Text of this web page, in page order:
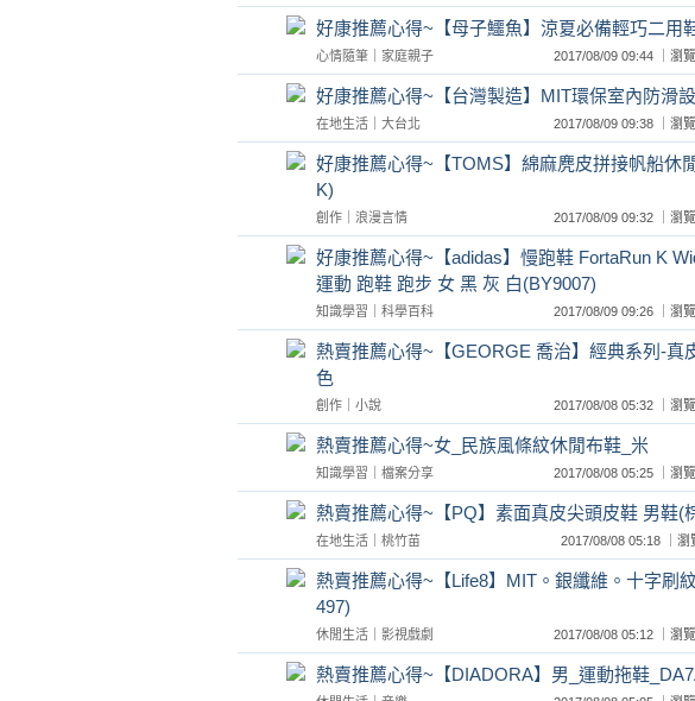
好康推薦心得~【母子鱷魚】涼夏必備輕巧二用
心情隨筆 家庭親子 2017/08/09 09:44 ｜瀏
好康推薦心得~【台灣製造】MIT環保室內防滑
在地生活 大台北 2017/08/09 09:38 ｜瀏
好康推薦心得~【TOMS】綿麻麂皮拼接帆船休
K)
創作 浪漫言情 2017/08/09 09:32 ｜瀏
好康推薦心得~【adidas】慢跑鞋 FortaRun K
運動 跑鞋 跑步 女 黑 灰 白(BY9007)
知識學習 科學百科 2017/08/09 09:26 ｜瀏
熱賣推薦心得~【GEORGE 喬治】經典系列-真
色
創作 小說 2017/08/08 05:32 ｜瀏
熱賣推薦心得~女_民族風條紋休閒布鞋_米
知識學習 檔案分享 2017/08/08 05:25 ｜瀏
熱賣推薦心得~【PQ】素面真皮尖頭皮鞋 男鞋(
在地生活 桃竹苗 2017/08/08 05:18 ｜
熱賣推薦心得~【Life8】MIT。銀纖維。十字刷
497)
休閒生活 影視戲劇 2017/08/08 05:12 ｜瀏
熱賣推薦心得~【DIADORA】男_運動拖鞋